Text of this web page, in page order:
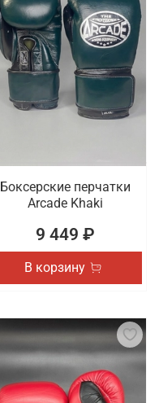
Боксерские перчатки
Arcade Khaki
9 449 ₽
В корзину